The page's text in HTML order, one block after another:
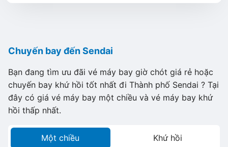
Chuyến bay đến Sendai
Bạn đang tìm ưu đãi vé máy bay giờ chót giá rẻ hoặc
chuyến bay khứ hồi tốt nhất đi Thành phố Sendai ? Tại
đây có giá vé máy bay một chiều và vé máy bay khứ
hồi thấp nhất.
Một chiều Khứ hồi